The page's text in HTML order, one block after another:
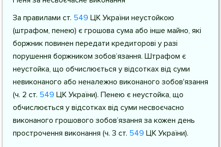
За правилами ст. 549 ЦК України неустойкою
(штрафом, пенею) є грошова сума або інше майно, які
боржник повинен передати кредиторові у разі
порушення боржником зобов’язання. Штрафом є
неустойка, що обчислюється у відсотках від суми
невиконаного або неналежно виконаного зобов'язання
(ч. 2 ст. 549 ЦК України). Пенею є неустойка, що
обчислюється у відсотках від суми несвоєчасно
виконаного грошового зобов’язання за кожен день
прострочення виконання (ч. 3 ст. 549 ЦК України).